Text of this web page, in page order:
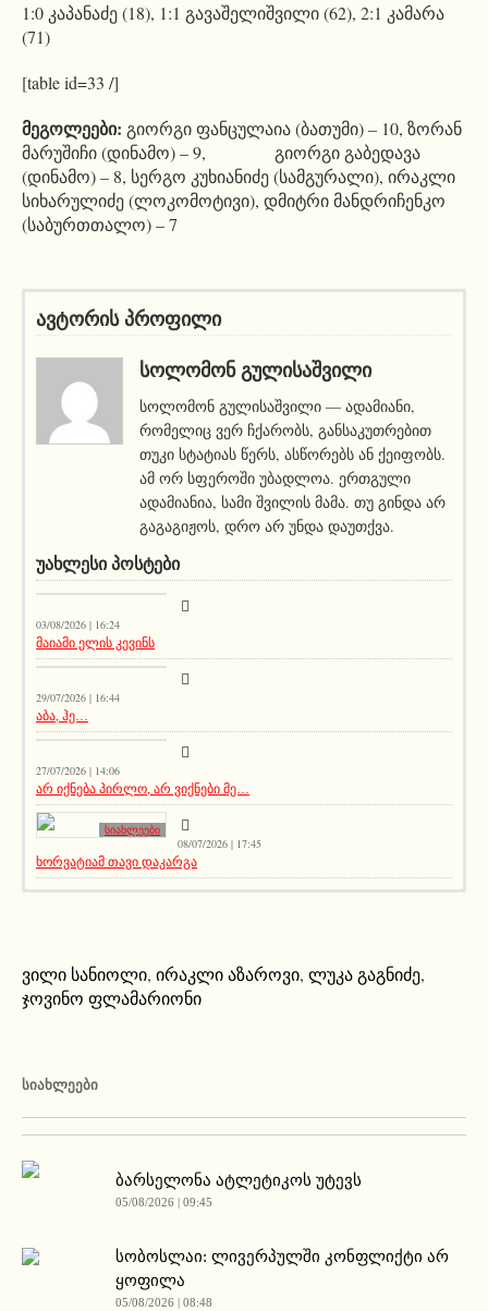
1:0 კაპანაძე (18), 1:1 გავაშელიშვილი (62), 2:1 კამარა
(71)
[table id=33 /]
მეგოლეები: გიორგი ფანცულაია (ბათუმი) – 10, ზორან
მარუშიჩი (დინამო) – 9, გიორგი გაბედავა
(დინამო) – 8, სერგო კუხიანიძე (სამგურალი), ირაკლი
სიხარულიძე (ლოკომოტივი), დმიტრი მანდრიჩენკო
(საბურთთალო) – 7
ავტორის პროფილი
ᲡᲝᲚᲝᲛᲝᲜ ᲒᲣᲚᲘᲡᲐᲨᲕᲘᲚᲘ
სოლომონ გულისაშვილი — ადამიანი,
რომელიც ვერ ჩქარობს, განსაკუთრებით
თუკი სტატიას წერს, ასწორებს ან ქეიფობს.
ამ ორ სფეროში უბადლოა. ერთგული
ადამიანია, სამი შვილის მამა. თუ გინდა არ
გაგაგიჟოს, დრო არ უნდა დაუთქვა.
ᲣᲐᲮᲚᲔᲡᲘ ᲞᲝᲡᲢᲔᲑᲘ
03/08/2026 | 16:24
მაიამი ელის კევინს
აქეთურ-იქითური
29/07/2026 | 16:44
აბა, ჰე…
სიახლეები
27/07/2026 | 14:06
არ იქნება პირლო, არ ვიქნები მე…
სიახლეები
08/07/2026 | 17:45
ხორვატიამ თავი დაკარგა
ვილი სანიოლი, ირაკლი აზაროვი, ლუკა გაგნიძე,
ჯოვინო ფლამარიონი
ᲡᲘᲐᲮᲚᲔᲔᲑᲘ
ბარსელონა ატლეტიკოს უტევს
05/08/2026 | 09:45
სობოსლაი: ლივერპულში კონფლიქტი არ
ყოფილა
05/08/2026 | 08:48